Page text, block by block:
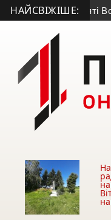
НАЙСВІЖІШЕ:
у матчі пам’яті